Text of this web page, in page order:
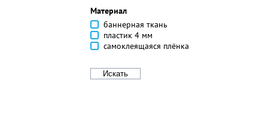
Материал
баннерная ткань
пластик 4 мм
самоклеящаяся плёнка